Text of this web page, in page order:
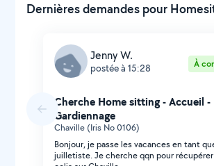
Dernières demandes pour
Jenny W.
postée à 15:28 À
Cherche Home sitting - Accueil -
Gardiennage
Chaville (Iris No 0106)
Bonjour, je passe les vacances en tant
juilletiste. Je cherche qqn pour